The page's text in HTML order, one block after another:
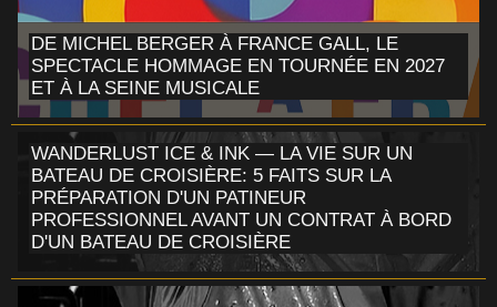
DE MICHEL BERGER À FRANCE GALL, LE
SPECTACLE HOMMAGE EN TOURNÉE EN 2027
ET À LA SEINE MUSICALE
WANDERLUST ICE & INK — LA VIE SUR UN
BATEAU DE CROISIÈRE: 5 FAITS SUR LA
PRÉPARATION D'UN PATINEUR
PROFESSIONNEL AVANT UN CONTRAT À BORD
D'UN BATEAU DE CROISIÈRE